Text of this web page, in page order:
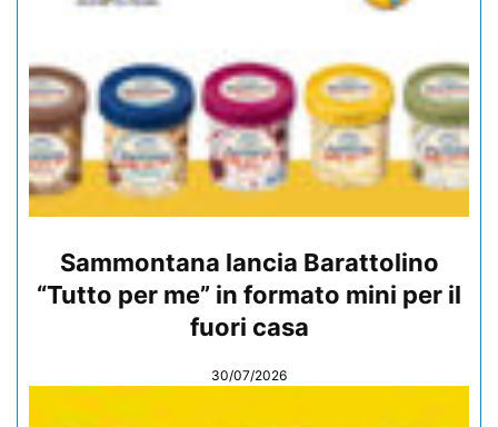
Sammontana lancia Barattolino
“Tutto per me” in formato mini per il
fuori casa
30/07/2026